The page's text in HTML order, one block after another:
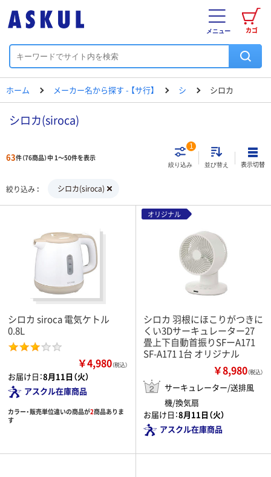
カゴ
メニュー
ホーム メーカー名から探す - 【サ行】 シ シロカ
シロカ(siroca)
63件（76商品）中 1～50件を表示
絞り込み
1
並び替え 表示切替
絞り込み シロカ(siroca)
シロカ siroca 電気ケトル
0.8L
￥4,980（税込）
お届け日：8月11日（火）
アスクル在庫商品
カラー・販売単位違いの商品が2商品ありま
す
オリジナル
シロカ 羽根にほこりがつきに
くい3Dサーキュレーター27
畳上下自動首振りSFーA171
SF-A171 1台 オリジナル
￥8,980（税込）
サーキュレーター/送排風
機/換気扇
お届け日：8月11日（火）
アスクル在庫商品